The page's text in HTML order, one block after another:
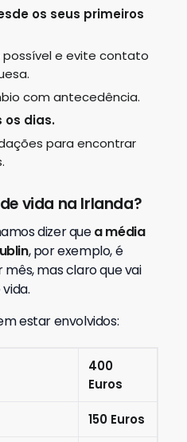
os seus primeiros
possível e evite contato
com antecedência.
os dias.
para encontrar
vida na Irlanda?
dizer quea média
, por exemplo, é
mas claro que vai
estar envolvidos:
400
Euros
150 Euros